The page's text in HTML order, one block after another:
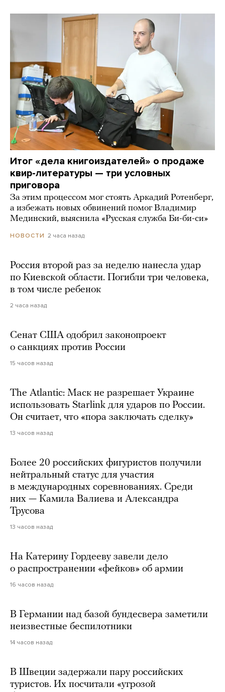
Итог «дела книгоиздателей» о продаже
квир-литературы — три условных
приговора
За этим процессом мог стоять Аркадий Ротенберг,
а избежать новых обвинений помог Владимир
Мединский, выяснила «Русская служба Би-би-си»
НОВОСТИ 2 часа назад
Россия второй раз за неделю нанесла удар
по Киевской области. Погибли три человека,
в том числе ребенок
2 часа назад
Сенат США одобрил законопроект
о санкциях против России
15 часов назад
The Atlantic: Маск не разрешает Украине
использовать Starlink для ударов по России.
Он считает, что «пора заключать сделку»
13 часов назад
Более 20 российских фигуристов получили
нейтральный статус для участия
в международных соревнованиях. Среди
них — Камила Валиева и Александра
Трусова
13 часов назад
На Катерину Гордееву завели дело
о распространении «фейков» об армии
16 часов назад
В Германии над базой бундесвера заметили
неизвестные беспилотники
14 часов назад
В Швеции задержали пару российских
туристов. Их посчитали «угрозой